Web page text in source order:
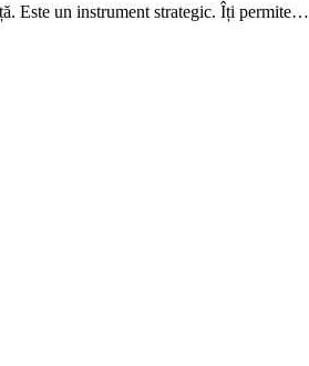
Este un instrument strategic. Îți permite…